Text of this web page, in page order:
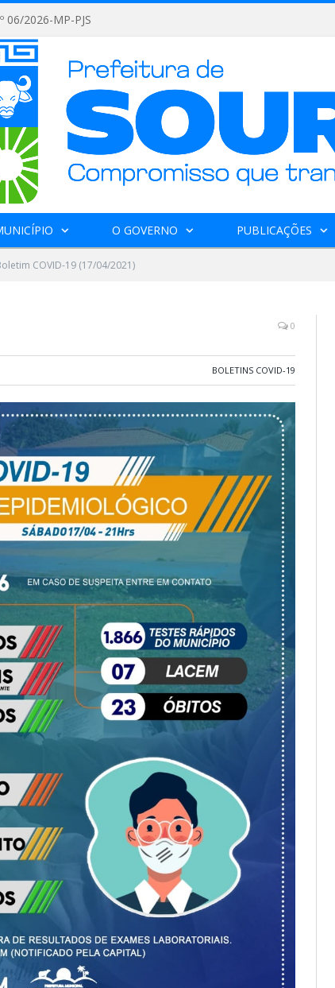
06/2026-MP-PJS
O GOVERNO PUBLICAÇÕES
COVID-19 (17/04/2021)
0
BOLETINS COVID-19